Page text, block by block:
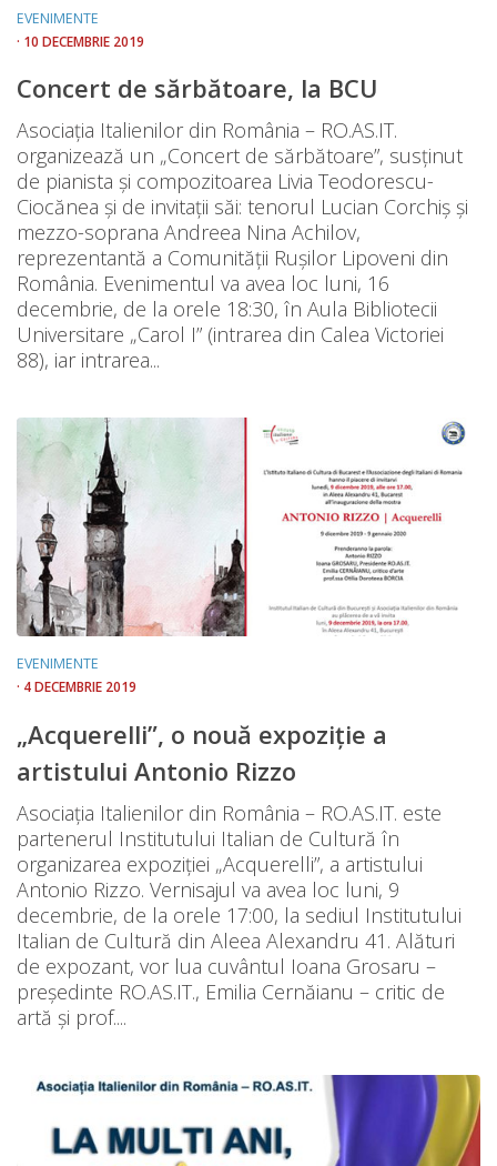
EVENIMENTE
· 10 DECEMBRIE 2019
Concert de sărbătoare, la BCU
Asociația Italienilor din România – RO.AS.IT.
organizează un „Concert de sărbătoare”, susținut
de pianista și compozitoarea Livia Teodorescu-
Ciocănea și de invitații săi: tenorul Lucian Corchiș și
mezzo-soprana Andreea Nina Achilov,
reprezentantă a Comunității Rușilor Lipoveni din
România. Evenimentul va avea loc luni, 16
decembrie, de la orele 18:30, în Aula Bibliotecii
Universitare „Carol I” (intrarea din Calea Victoriei
88), iar intrarea...
EVENIMENTE
· 4 DECEMBRIE 2019
„Acquerelli”, o nouă expoziție a
artistului Antonio Rizzo
Asociația Italienilor din România – RO.AS.IT. este
partenerul Institutului Italian de Cultură în
organizarea expoziției „Acquerelli”, a artistului
Antonio Rizzo. Vernisajul va avea loc luni, 9
decembrie, de la orele 17:00, la sediul Institutului
Italian de Cultură din Aleea Alexandru 41. Alături
de expozant, vor lua cuvântul Ioana Grosaru –
președinte RO.AS.IT., Emilia Cernăianu – critic de
artă și prof....